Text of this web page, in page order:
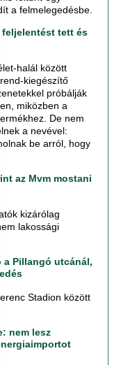
a felmelegedésbe.
feljelentést tett és
halál között
kiegészítő
próbálják
miközben a
De nem
a nevével:
be arról, hogy
az Mvm mostani
kizárólag
lakossági
a Pillangó utcánál,
Stadion között
nem lesz